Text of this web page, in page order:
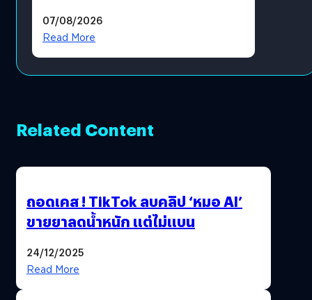
โดยตรง
07/08/2026
Read More
Related Content
ถอดเคส ! TikTok ลบคลิป ‘หมอ AI’
ขายยาลดน้ำหนัก แต่ไม่แบน
24/12/2025
Read More